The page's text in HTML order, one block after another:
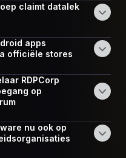
claimt datalek
apps
officiële stores
RDPCorp
op
nu ook op